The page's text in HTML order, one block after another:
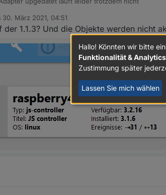
30. März 2021, 04:51
von
der 1.1.3? Und die Objekte werden nicht
Hallo! Könnten wir bitte
Funktionalität & Analytics
Zustimmung später
Lassen Sie mich wählen